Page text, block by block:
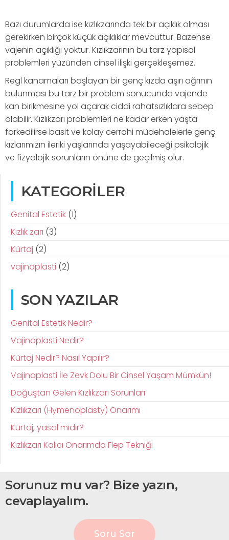
Bazı durumlarda ise kızlıkzarında tek bir açıklık olması
gerekirken birçok küçük açıklıklar mevcuttur. Bazense
vajenin açıklığı yoktur. Kızlıkzarının bu tarz yapısal
problemleri yüzünden cinsel ilişki gerçekleşemez.
Regl kanamaları başlayan bir genç kızda aşırı ağrının
bulunması bu tarz bir problem sonucunda vajende
kan birikmesine yol açarak ciddi rahatsızlıklara sebep
olabilir. Kızlıkzarı problemleri ne kadar erken yaşta
farkedilirse basit ve kolay cerrahi müdehalelerle genç
kızlarımızın ileriki yaşlarında yaşayabileceği psikolojik
ve fizyolojik sorunların önüne de geçilmiş olur.
KATEGORILER
Genital Estetik (1)
Kızlık zarı (3)
Kürtaj (2)
vajinoplasti (2)
SON YAZILAR
Genital Estetik Nedir?
Vajinoplasti Nedir?
Kürtaj Nedir? Nasıl Yapılır?
Vajinoplasti İle Zevk Dolu Bir Cinsel Yaşam Mümkün!
Doğuştan Gelen Kızlıkzarı Sorunları
Kızlıkzarı (Hymenoplasty) Onarımı
Kürtaj, yasal mıdır?
Kızlıkzarı Kalıcı Onarımda Flep Tekniği
Sorunuz mu var? Bize yazın,
cevaplayalım.
Soru Sor